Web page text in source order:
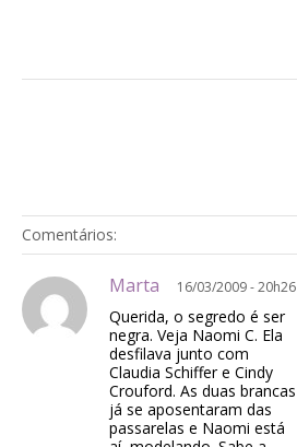
Comentários:
Marta 16/03/2009 - 20h26
Querida, o segredo é ser
negra. Veja Naomi C. Ela
desfilava junto com
Claudia Schiffer e Cindy
Crouford. As duas brancas
já se aposentaram das
passarelas e Naomi está